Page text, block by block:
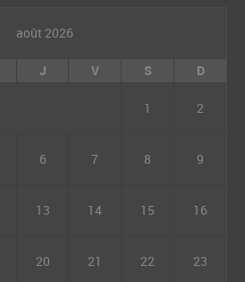
août 2026
J V S D
1 2
6 7 8 9
13 14 15 16
20 21 22 23